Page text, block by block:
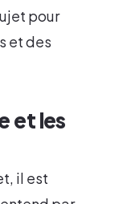
pour
et des
et les
il est